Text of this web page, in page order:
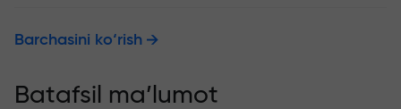
Barchasini ko‘rish
Batafsil ma’lumot